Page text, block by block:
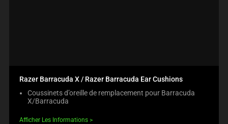
Razer Barracuda X / Razer Barracuda Ear Cushions
Coussinets d’oreille de remplacement pour Barracuda
X/Barracuda
Afficher Les Informations